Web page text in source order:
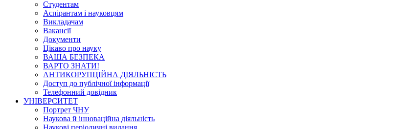
Студентам
Аспірантам і науковцям
Викладачам
Вакансії
Документи
Цікаво про науку
ВАША БЕЗПЕКА
ВАРТО ЗНАТИ!
АНТИКОРУПЦІЙНА ДІЯЛЬНІСТЬ
Доступ до публічної інформації
Телефонний довідник
УНІВЕРСИТЕТ
Портрет ЧНУ
Наукова й інноваційна діяльність